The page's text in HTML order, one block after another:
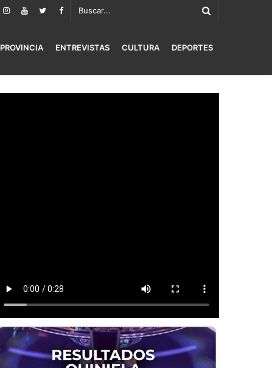
PROVINCIA ENTREVISTAS CULTURA DEPORTES